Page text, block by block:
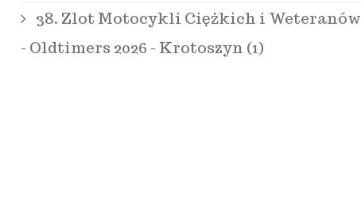
38. Zlot Motocykli Ciężkich i Weteranów
- Oldtimers 2026 - Krotoszyn (1)